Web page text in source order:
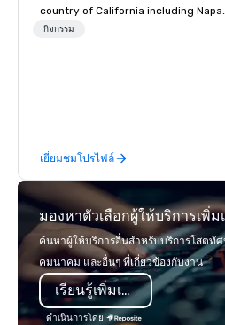
country of California including Napa
and Sonoma Valleys. These
day hikes we provide luxury self-
guided inn-to-in walking vacations
from the gateway City of San
Francisco to the California wine
country with a focus on superb
lodging, food and wine. We also have
a Monterey Bay Trek.
กิจกรรม
เยี่ยมชมโปรไฟล์
มองหาตัวเลือกผู้ให้บริการเพิ่
ค้นหาผู้ให้บริการอื่นสำหรับบริการโสตทั
คมนาคม และอื่นๆ ที่เกี่ยวข้องกับงาน
เรียนรู้เพิ่มเติม
ดำเนินการโดย